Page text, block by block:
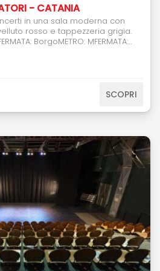
- CATANIA
in una sala moderna con
rosso e tappezzeria grigia.
BorgoMETRO: MFERMATA:
MiloBUS: 901; 940;
SCOPRI